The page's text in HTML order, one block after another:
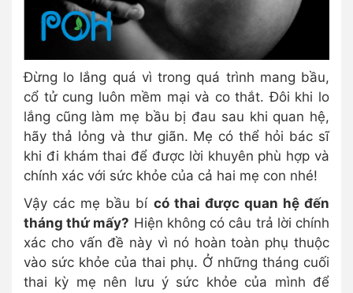
Đừng lo lắng quá vì trong quá trình mang bầu,
cổ tử cung luôn mềm mại và co thắt. Đôi khi lo
lắng cũng làm mẹ bầu bị đau sau khi quan hệ,
hãy thả lỏng và thư giãn. Mẹ có thể hỏi bác sĩ
khi đi khám thai để được lời khuyên phù hợp và
chính xác với sức khỏe của cả hai mẹ con nhé!
Vậy các mẹ bầu bí có thai được quan hệ đến
tháng thứ mấy? Hiện không có câu trả lời chính
xác cho vấn đề này vì nó hoàn toàn phụ thuộc
vào sức khỏe của thai phụ. Ở những tháng cuối
thai kỳ mẹ nên lưu ý sức khỏe của mình để